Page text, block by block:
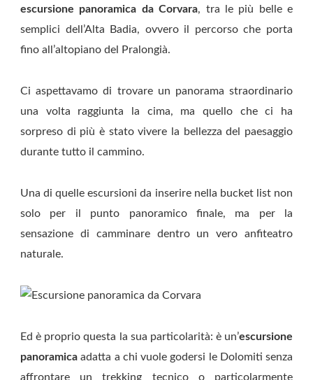
escursione panoramica da Corvara, tra le più belle e
semplici dell’Alta Badia, ovvero il percorso che porta
fino all’altopiano del Pralongià.
Ci aspettavamo di trovare un panorama straordinario
una volta raggiunta la cima, ma quello che ci ha
sorpreso di più è stato vivere la bellezza del paesaggio
durante tutto il cammino.
Una di quelle escursioni da inserire nella bucket list non
solo per il punto panoramico finale, ma per la
sensazione di camminare dentro un vero anfiteatro
naturale.
Ed è proprio questa la sua particolarità: è un’escursione
panoramicaadatta a chi vuole godersi le Dolomiti senza
affrontare un trekking tecnico o particolarmente